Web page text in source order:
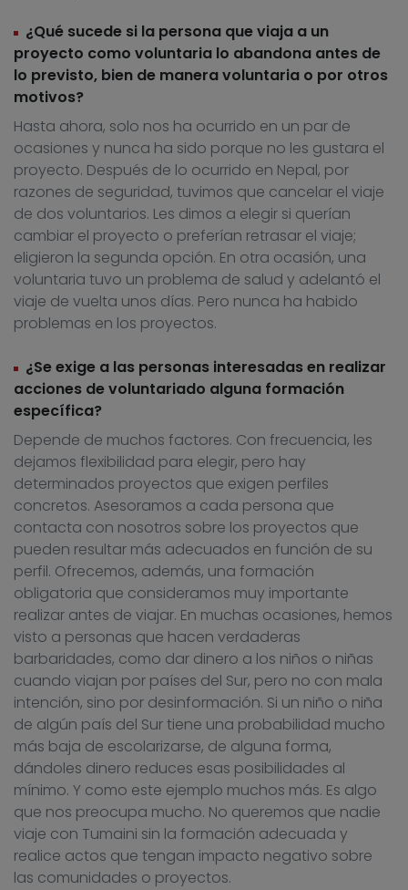
¿Qué sucede si la persona que viaja a un
proyecto como voluntaria lo abandona antes de
lo previsto, bien de manera voluntaria o por otros
motivos?
Hasta ahora, solo nos ha ocurrido en un par de
ocasiones y nunca ha sido porque no les gustara el
proyecto. Después de lo ocurrido en Nepal, por
razones de seguridad, tuvimos que cancelar el viaje
de dos voluntarios. Les dimos a elegir si querían
cambiar el proyecto o preferían retrasar el viaje;
eligieron la segunda opción. En otra ocasión, una
voluntaria tuvo un problema de salud y adelantó el
viaje de vuelta unos días. Pero nunca ha habido
problemas en los proyectos.
¿Se exige a las personas interesadas en realizar
acciones de voluntariado alguna formación
específica?
Depende de muchos factores. Con frecuencia, les
dejamos flexibilidad para elegir, pero hay
determinados proyectos que exigen perfiles
concretos. Asesoramos a cada persona que
contacta con nosotros sobre los proyectos que
pueden resultar más adecuados en función de su
perfil. Ofrecemos, además, una formación
obligatoria que consideramos muy importante
realizar antes de viajar. En muchas ocasiones, hemos
visto a personas que hacen verdaderas
barbaridades, como dar dinero a los niños o niñas
cuando viajan por países del Sur, pero no con mala
intención, sino por desinformación. Si un niño o niña
de algún país del Sur tiene una probabilidad mucho
más baja de escolarizarse, de alguna forma,
dándoles dinero reduces esas posibilidades al
mínimo. Y como este ejemplo muchos más. Es algo
que nos preocupa mucho. No queremos que nadie
viaje con Tumaini sin la formación adecuada y
realice actos que tengan impacto negativo sobre
las comunidades o proyectos.